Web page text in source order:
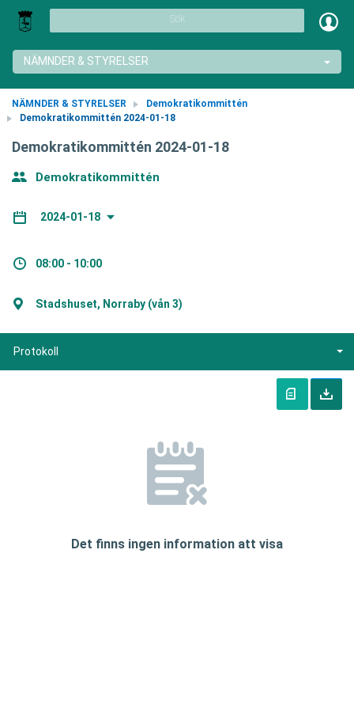
Sök
NÄMNDER & STYRELSER
NÄMNDER & STYRELSER
Demokratikommittén
Demokratikommittén 2024-01-18
Demokratikommittén 2024-01-18
Demokratikommittén
2024-01-18
08:00 - 10:00
Stadshuset, Norraby (vån 3)
Protokoll
Det finns ingen information att visa